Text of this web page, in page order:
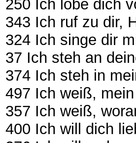
250 Ich lobe dich
343 Ich ruf zu dir,
324 Ich singe dir
37 Ich steh an
374 Ich steh in
497 Ich weiß,
357 Ich weiß,
400 Ich will dich